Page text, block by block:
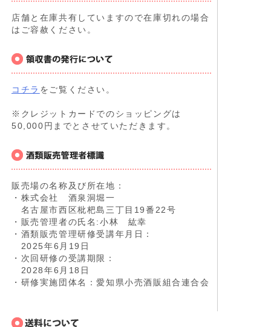
店舗と在庫共有していますので在庫切れの場合
はご容赦ください。
コチラ をご覧ください。
※クレジットカードでのショッピングは
50,000円までとさせていただきます。
販売場の名称及び所在地：
・株式会社 酒泉洞堀一
名古屋市西区枇杷島三丁目19番22号
・販売管理者の氏名:小林 紘幸
・酒類販売管理研修受講年月日：
2025年6月19日
・次回研修の受講期限：
2028年6月18日
・研修実施団体名：愛知県小売酒販組合連合会